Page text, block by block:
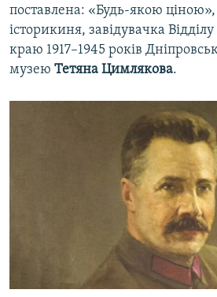
поставлена: «Будь-якою ціною»,
історикиня, завідувачка Відділу
краю 1917–1945 років
музею Тетяна Цимлякова.